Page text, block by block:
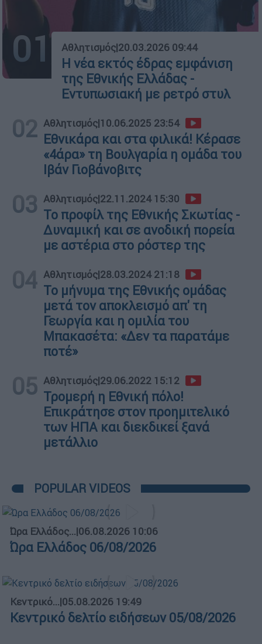
01 Αθλητισμός|20.03.2026 09:44
Η νέα εκτός έδρας εμφάνιση
της Εθνικής Ελλάδας -
Εντυπωσιακή με ρετρό στυλ
02 Αθλητισμός|10.06.2025 23:54
Εθνικάρα και στα φιλικά! Κέρασε
«4άρα» τη Βουλγαρία η ομάδα του
Ιβάν Γιοβάνοβιτς
03 Αθλητισμός|22.11.2024 15:30
Το προφίλ της Εθνικής Σκωτίας -
Δυναμική και σε ανοδική πορεία
με αστέρια στο ρόστερ της
04 Αθλητισμός|28.03.2024 21:18
Το μήνυμα της Εθνικής ομάδας
μετά τον αποκλεισμό απ' τη
Γεωργία και η ομιλία του
Μπακασέτα: «Δεν τα παρατάμε
ποτέ»
05 Αθλητισμός|29.06.2022 15:12
Τρομερή η Εθνική πόλο!
Επικράτησε στον προημιτελικό
των ΗΠΑ και διεκδικεί ξανά
μετάλλιο
POPULAR VIDEOS
Ώρα Ελλάδος...|06.08.2026 10:06
Ώρα Ελλάδος 06/08/2026
Κεντρικό...|05.08.2026 19:49
Κεντρικό δελτίο ειδήσεων 05/08/2026